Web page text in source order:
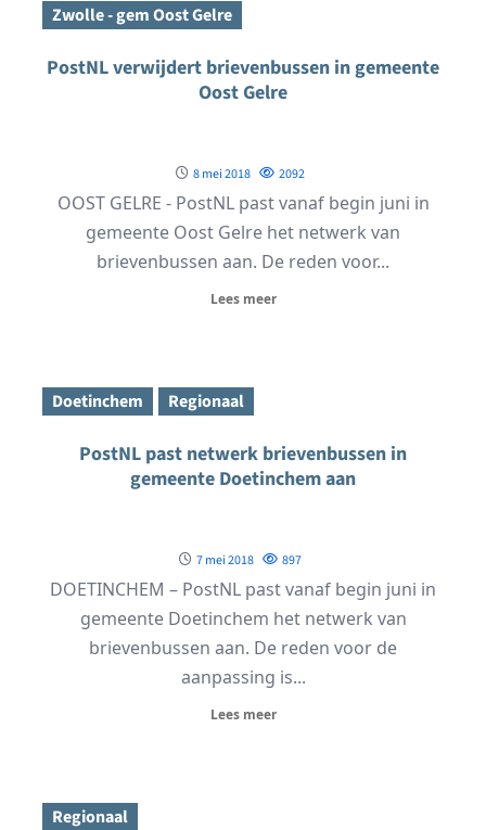
Zwolle - gem Oost Gelre
PostNL verwijdert brievenbussen in gemeente
Oost Gelre
8 mei 2018 2092
OOST GELRE - PostNL past vanaf begin juni in
gemeente Oost Gelre het netwerk van
brievenbussen aan. De reden voor...
Lees meer
Doetinchem Regionaal
PostNL past netwerk brievenbussen in
gemeente Doetinchem aan
7 mei 2018 897
DOETINCHEM – PostNL past vanaf begin juni in
gemeente Doetinchem het netwerk van
brievenbussen aan. De reden voor de
aanpassing is...
Lees meer
Regionaal